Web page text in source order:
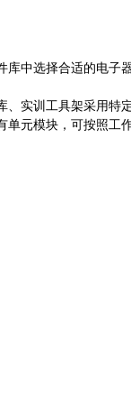
中选择合适的电子
实训工具架采用特
元模块，可按照工